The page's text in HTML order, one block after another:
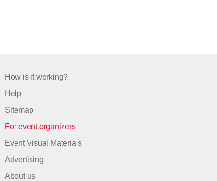
How is it working?
Help
Sitemap
For event organizers
Event Visual Materials
Advertising
About us